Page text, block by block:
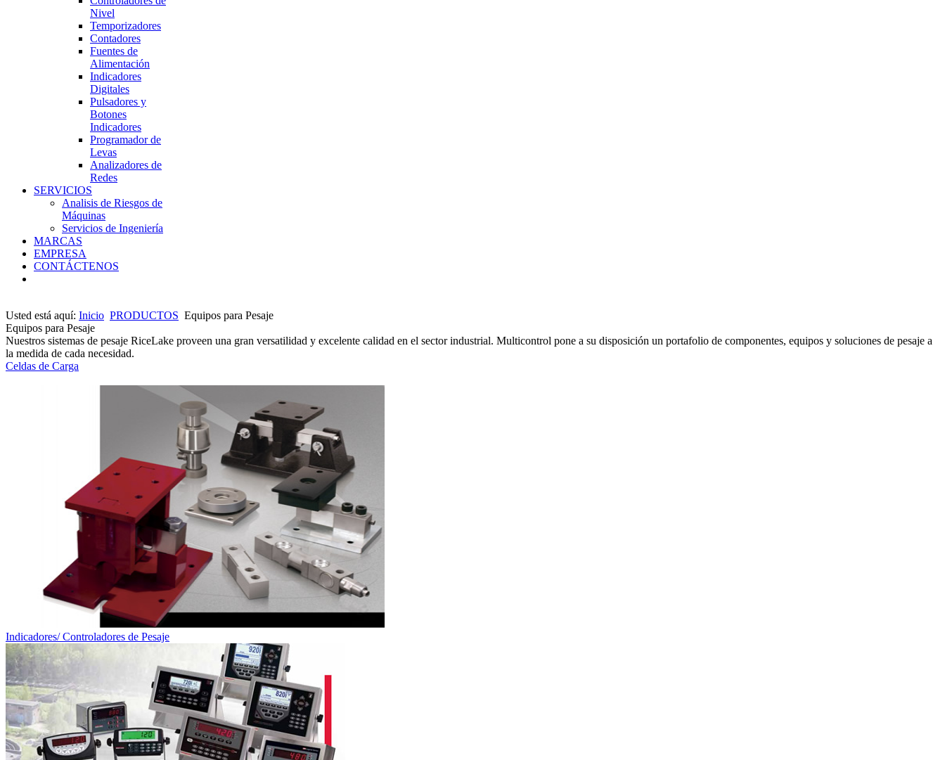
Nivel
Temporizadores
Contadores
Fuentes de
Alimentación
Indicadores
Digitales
Pulsadores y
Botones
Indicadores
Programador de
Levas
Analizadores de
Redes
SERVICIOS
Analisis de Riesgos de
Máquinas
Servicios de Ingeniería
MARCAS
EMPRESA
CONTÁCTENOS
Usted está aquí: Inicio PRODUCTOS Equipos para Pesaje
Equipos para Pesaje
Nuestros sistemas de pesaje RiceLake proveen una gran versatilidad y excelente calidad en el sector industrial. Multicontrol pone a su disposición un portafolio de componentes, equipos y soluciones de pesaje a
la medida de cada necesidad.
Celdas de Carga
Indicadores/ Controladores de Pesaje